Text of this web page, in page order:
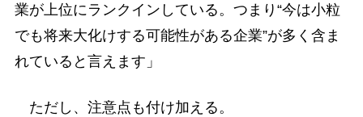
業が上位にランクインしている。つまり“今は小粒
でも将来大化けする可能性がある企業”が多く含ま
れていると言えます」
ただし、注意点も付け加える。